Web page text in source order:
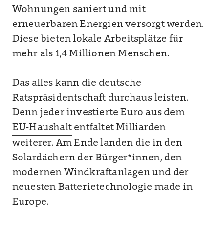
Wohnungen saniert und mit
erneuerbaren Energien versorgt werden.
Diese bieten lokale Arbeitsplätze für
mehr als 1,4 Millionen Menschen.
Das alles kann die deutsche
Ratspräsidentschaft durchaus leisten.
Denn jeder investierte Euro aus dem
EU-Haushalt entfaltet Milliarden
weiterer. Am Ende landen die in den
Solardächern der Bürger*innen, den
modernen Windkraftanlagen und der
neuesten Batterietechnologie made in
Europe.